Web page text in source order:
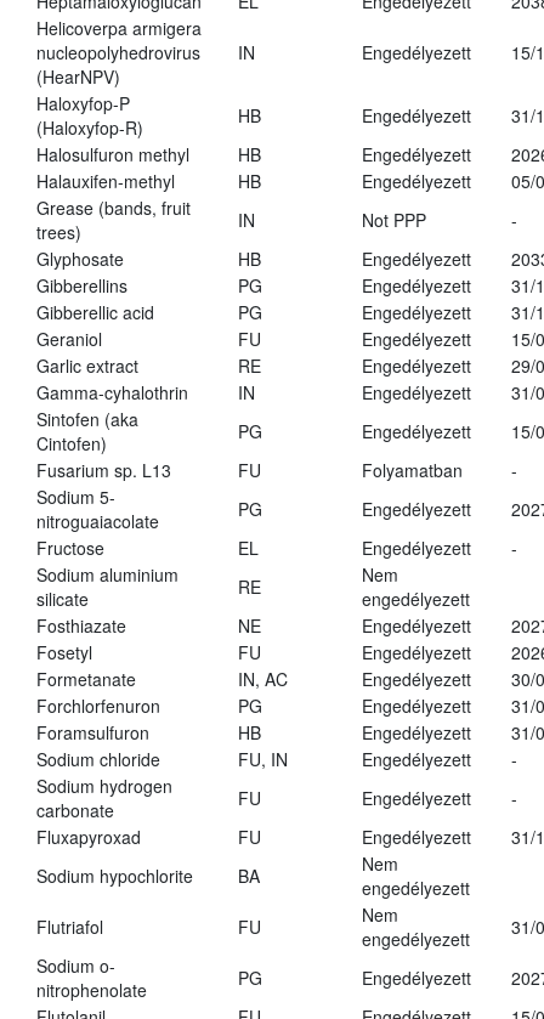
Helicoverpa armigera
nucleopolyhedrovirus
(HearNPV)
IN Engedélyezett 15/
Haloxyfop-P
(Haloxyfop-R)
HB Engedélyezett
31/
Halosulfuron methyl
HB Engedélyezett
Halauxifen-methyl
HB Engedélyezett
05/
Grease (bands, fruit
trees)
IN Not PPP
-
Glyphosate
HB Engedélyezett
Gibberellins
PG Engedélyezett
31/
Gibberellic acid
PG Engedélyezett
31/
Geraniol
FU Engedélyezett
15/
Garlic extract
RE Engedélyezett
29/
Gamma-cyhalothrin
IN Engedélyezett
31/
Sintofen (aka
Cintofen)
PG Engedélyezett
15/
Fusarium sp. L13
FU Folyamatban
-
Sodium 5-
nitroguaiacolate
PG Engedélyezett
Fructose
EL Engedélyezett
-
Sodium aluminium
silicate
RE
Nem
engedélyezett
Fosthiazate
NE Engedélyezett
Fosetyl
FU Engedélyezett
Formetanate
IN, AC Engedélyezett
30/
Forchlorfenuron
PG Engedélyezett
31/
Foramsulfuron
HB Engedélyezett
31/
Sodium chloride
FU, IN Engedélyezett
-
Sodium hydrogen
carbonate
FU Engedélyezett
-
Fluxapyroxad
FU Engedélyezett
31/
Sodium hypochlorite
BA
Nem
engedélyezett
Flutriafol
FU
Nem
engedélyezett
31/
Sodium o-
nitrophenolate
PG Engedélyezett